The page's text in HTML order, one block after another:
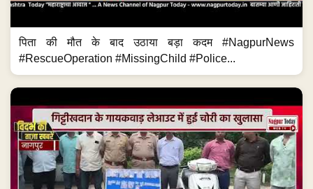
पिता की मौत के बाद उठाया बड़ा कदम #NagpurNews
#RescueOperation #MissingChild #Police...